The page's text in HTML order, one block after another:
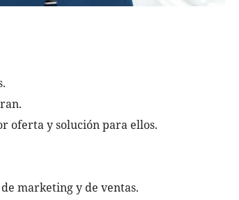
oferta y solución para ellos.
marketing y de ventas.